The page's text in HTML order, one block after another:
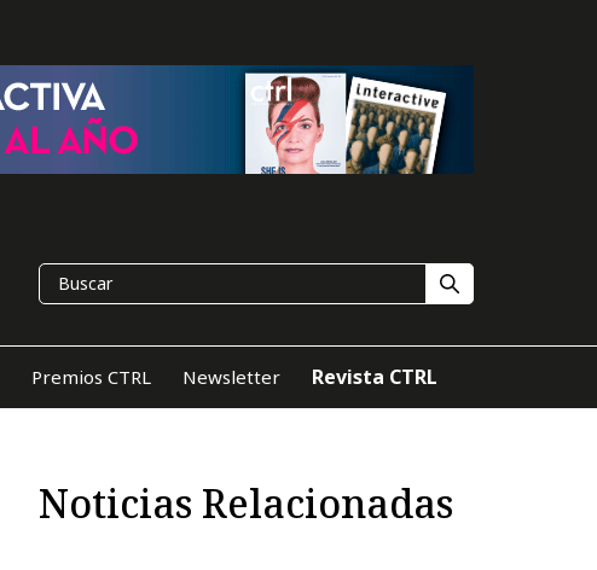
Premios CTRL Newsletter Revista CTRL
Noticias Relacionadas